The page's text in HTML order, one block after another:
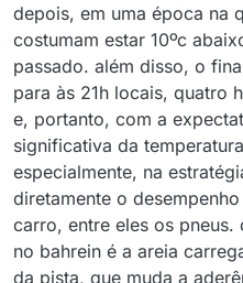
depois, em uma época na
costumam estar 10ºc
passado. além disso, o
para às 21h locais, quatro
e, portanto, com a
significativa da
especialmente, na
diretamente o
carro, entre eles os
no bahrein é a areia
da pista, que muda a